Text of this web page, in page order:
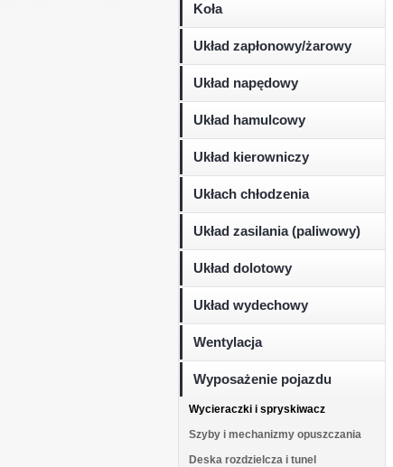
Koła
Układ zapłonowy/żarowy
Układ napędowy
Układ hamulcowy
Układ kierowniczy
Ukłach chłodzenia
Układ zasilania (paliwowy)
Układ dolotowy
Układ wydechowy
Wentylacja
Wyposażenie pojazdu
Wycieraczki i spryskiwacz
Szyby i mechanizmy opuszczania
Deska rozdzielcza i tunel